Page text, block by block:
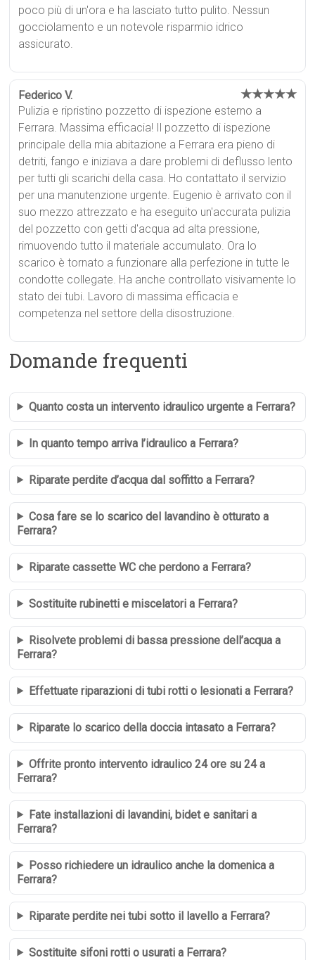
poco più di un'ora e ha lasciato tutto pulito. Nessun
gocciolamento e un notevole risparmio idrico
assicurato.
Federico V. ★★★★★
Pulizia e ripristino pozzetto di ispezione esterno a
Ferrara. Massima efficacia! Il pozzetto di ispezione
principale della mia abitazione a Ferrara era pieno di
detriti, fango e iniziava a dare problemi di deflusso lento
per tutti gli scarichi della casa. Ho contattato il servizio
per una manutenzione urgente. Eugenio è arrivato con il
suo mezzo attrezzato e ha eseguito un'accurata pulizia
del pozzetto con getti d'acqua ad alta pressione,
rimuovendo tutto il materiale accumulato. Ora lo
scarico è tornato a funzionare alla perfezione in tutte le
condotte collegate. Ha anche controllato visivamente lo
stato dei tubi. Lavoro di massima efficacia e
competenza nel settore della disostruzione.
Domande frequenti
Quanto costa un intervento idraulico urgente a Ferrara?
In quanto tempo arriva l’idraulico a Ferrara?
Riparate perdite d’acqua dal soffitto a Ferrara?
Cosa fare se lo scarico del lavandino è otturato a
Ferrara?
Riparate cassette WC che perdono a Ferrara?
Sostituite rubinetti e miscelatori a Ferrara?
Risolvete problemi di bassa pressione dell’acqua a
Ferrara?
Effettuate riparazioni di tubi rotti o lesionati a Ferrara?
Riparate lo scarico della doccia intasato a Ferrara?
Offrite pronto intervento idraulico 24 ore su 24 a
Ferrara?
Fate installazioni di lavandini, bidet e sanitari a
Ferrara?
Posso richiedere un idraulico anche la domenica a
Ferrara?
Riparate perdite nei tubi sotto il lavello a Ferrara?
Sostituite sifoni rotti o usurati a Ferrara?